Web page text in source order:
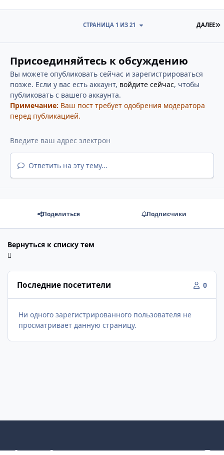
ДАЛЕЕ
СТРАНИЦА 1 ИЗ 21
Присоединяйтесь к обсуждению
Вы можете опубликовать сейчас и зарегистрироваться
позже. Если у вас есть аккаунт, войдите сейчас, чтобы
публиковать с вашего аккаунта.
Примечание: Ваш пост требует одобрения модератора
перед публикацией.
Ответить на эту тему...
Поделиться Подписчики
Вернуться к списку тем
Последние посетители 0
Ни одного зарегистрированного пользователя не
просматривает данную страницу.
Светлый режим
Темный режим
Как в системе v